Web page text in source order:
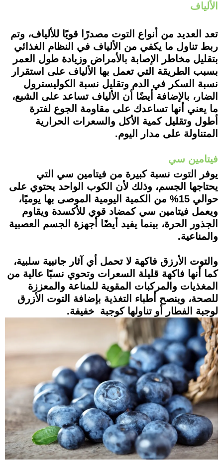
الألياف
تعد العديد من أنواع التوت مصدرًا قويًا للألياف، وتم
ربط تناول ما يكفي من الألياف في النظام الغذائي
بتقليل مخاطر الإصابة بالأمراض وزيادة طول العمر
بسبب الطريقة التي تعمل بها الألياف على استقرار
نسبة السكر في الدم وتقليل نسبة الكوليسترول
الضار، بالإضافة أيضًا أن الألياف تساعد على الشبع،
ما يعني أنها تساعدك على مقاومة الجوع لفترة
أطول وتقليل كمية الأكل والسعرات الحرارية
المتناولة على مدار اليوم.
فيتامين سي
يوفر التوت نسبة كبيرة من فيتامين سي التي
يحتاجها الجسم، وذلك لأن الكوب الواحد يحتوي على
حوالي 15% من الكمية اليومية الموصى بها يوميًا،
ويعمل فيتامين سي كمضاد قوي للأكسدة ويقاوم
الجذور الحرة، بينما يفيد أيضًا أجهزة الجسم العصبية
والمناعية.
والتوت الأرزق فاكهة لا تحمل أي آثار جانبية سلبية،
كما أنها فاكهة قليلة السعرات وتحوي نسبًا عالية من
المغذيات والمركبات المقوية للمناعة والمعززة
للصحة، وينصح أطباء التغذية بإضافة التوت الأزرق
لوجبة الفطار أو تناولها كوجبة خفيفة.